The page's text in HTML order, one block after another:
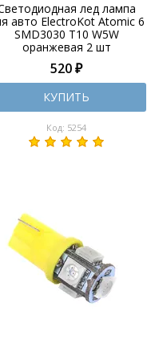
лед лампа
авто ElectroKot Atomic 6
SMD3030 T10 W5W
оранжевая 2 шт
520 ₽
КУПИТЬ
Код: 5254